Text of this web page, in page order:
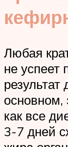
Любая
не успеет
основном,
как все
3-7 дней